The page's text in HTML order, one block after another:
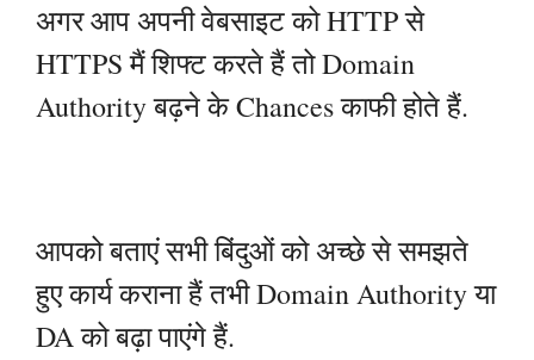
अगर आप अपनी वेबसाइट को HTTP से
HTTPS मैं शिफ्ट करते हैं तो Domain
Authority बढ़ने के Chances काफी होते हैं.
आपको बताएं सभी बिंदुओं को अच्छे से समझते
हुए कार्य कराना हैं तभी Domain Authority या
DA को बढ़ा पाएंगे हैं.